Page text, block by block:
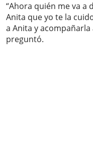
“Ahora quién me va a
Anita que yo te la
a Anita y
preguntó.